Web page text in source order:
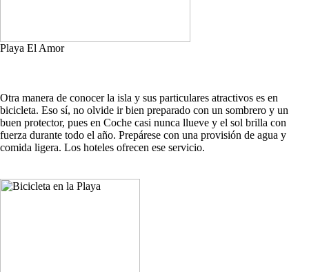
Playa El Amor
Otra manera de conocer la isla y sus particulares atractivos es en
bicicleta. Eso sí, no olvide ir bien preparado con un sombrero y un
buen protector, pues en Coche casi nunca llueve y el sol brilla con
fuerza durante todo el año. Prepárese con una provisión de agua y
comida ligera. Los hoteles ofrecen ese servicio.